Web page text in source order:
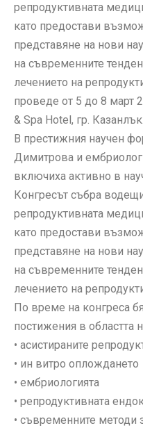
репродуктивната
като предостави
представяне на нови
на съвременните
лечението на
проведе от 5 до 8 март
& Spa Hotel, гр. Казанлък.
В престижния научен
Димитрова и ембриолог
включиха активно в
Конгресът събра
репродуктивната
като предостави
представяне на нови
на съвременните
лечението на
По време на конгреса
постижения в областта
• асистираните
• ин витро оплождането
• ембриологията
• репродуктивната
• съвременните методи